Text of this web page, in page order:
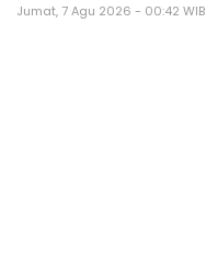
Jumat, 7 Agu 2026 - 00:42 WIB